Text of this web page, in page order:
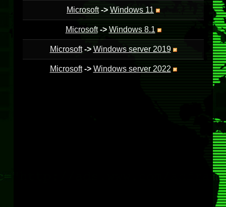
Microsoft -> Windows 11
Microsoft -> Windows 8.1
Microsoft -> Windows server 2019
Microsoft -> Windows server 2022